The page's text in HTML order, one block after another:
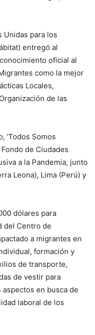
Unidas para los
entregó al
oficial al
como la mejor
Locales,
de las
‘Todos Somos
de Ciudades
a la Pandemia, junto
Leona), Lima (Perú) y
dólares para
del Centro de
a migrantes en
formación y
de transporte,
de vestir para
en busca de
laboral de los